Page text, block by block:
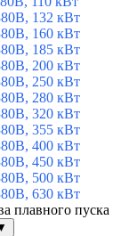
132 кВт
160 кВт
185 кВт
200 кВт
250 кВт
280 кВт
320 кВт
355 кВт
400 кВт
450 кВт
500 кВт
630 кВт
плавного пуска